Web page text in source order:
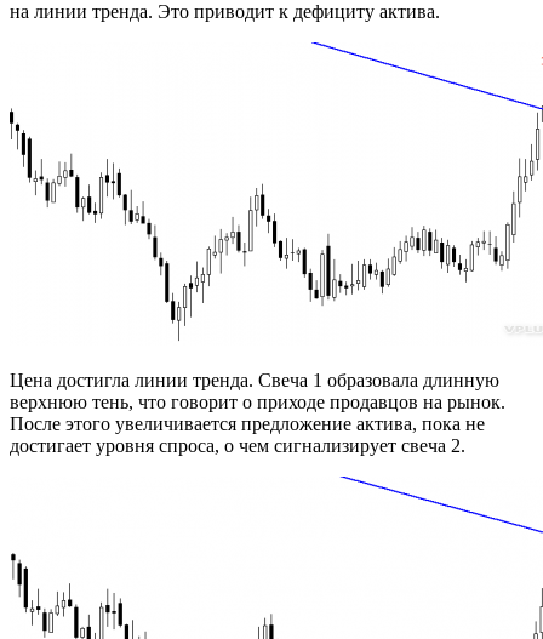
на линии тренда. Это приводит к дефициту актива.
Цена достигла линии тренда. Свеча 1 образовала длинную
верхнюю тень, что говорит о приходе продавцов на рынок.
После этого увеличивается предложение актива, пока не
достигает уровня спроса, о чем сигнализирует свеча 2.